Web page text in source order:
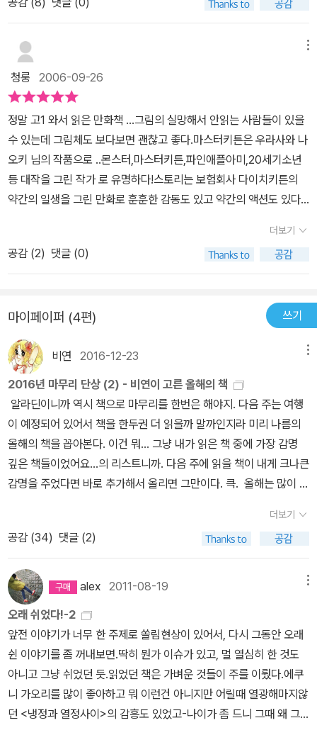
고하시길.. + 영국 Independent지 : Found: Europe's oldest civi
lisation+ 굿데이 : 유럽에서 가장 오래된 고대문명지 발견
청룽 2006-09-26
정말 고1 와서 읽은 만화책 ...그림의 실망해서 안읽는 사람들이 있을
수 있는데 그림체도 보다보면 괜찮고 좋다.마스터키튼은 우라사와 나
오키 님의 작품으로 ..몬스터,마스터키튼,파인애플아미,20세기소년
등 대작을 그린 작가 로 유명하다!스토리는 보험회사 다이치키튼의
약간의 일생을 그린 만화로 훈훈한 감동도 있고 약간의 액션도 있다.
성인만화 라지만 야한 장면은 없다.이책은 소장하고 있다..정말 재밌
는 책이고 꼭 읽어 보길 권하는 책이다~!
더보기
공감 (2) 댓글 (0)
마이페이퍼 (4편) 쓰기
비연 2016-12-23
2016년 마무리 단상 (2) - 비연이 고른 올해의 책
알라딘이니까 역시 책으로 마무리를 한번은 해야지. 다음 주는 여행
이 예정되어 있어서 책을 한두권 더 읽을까 말까인지라 미리 나름의
올해의 책을 꼽아본다. 이건 뭐... 그냥 내가 읽은 책 중에 가장 감명
깊은 책들이었어요...의 리스트니까. 다음 주에 읽을 책이 내게 크나큰
감명을 주었다면 바로 추가해서 올리면 그만이다. 큭. 올해는 많이 읽
론 뭔가를 양으로 승부한다는 것이 좋은 것이냐... 라고 묻는다면 할
말은 없다. 책은 質이지. 하지만 가끔 量도 중요하니까. 그리고 난 읽
고 싶은 책이 많으니까. 내년의 목표도 정해야 하지만, 일단 올해부터
마무리하고. 꼽아보니 11권 정도 된다. 작년엔 7권 꼽았더랬는데. 늘
었네. *** 소설류 1. 목로주점 (에밀 졸라) - 프랑스 에밀 졸라의
이 소설은, 올해 마지막달에 큰 소득이었다. 너무 비참할까봐 선듯 손
을 내밀지 못했던 책인데, 상당히 사실적이고 그러면서도 마냥 바닥
을 치는 문제도 아니라서 굉장히 몰입하여 재미나게 읽었다... 이런 내
용이 재미나다고 할 수 있겠는가. 한 여성이 가난에서 벗어나기 위해
애쓰다가 벗어났나 싶더니 그 자유와 풍요에 매몰되어 결국 나락으로
떨어지게 된다는 이야기. 그 주변의 많은 서민들이 살아가는 모습. 술
더보기
공감 (34) 댓글 (2)
alex 2011-08-19
오래 쉬었다!-2
앞전 이야기가 너무 한 주제로 쏠림현상이 있어서, 다시 그동안 오래
쉰 이야기를 좀 꺼내보면.딱히 뭔가 이슈가 있고, 멀 열심히 한 것도
아니고 그냥 쉬었던 듯.읽었던 책은 가벼운 것들이 주를 이뤘다.에쿠
니 가오리를 많이 좋아하고 뭐 이런건 아니지만 어릴때 열광해마지않
던 <냉정과 열정사이>의 감흥도 있었고-나이가 좀 드니 그때 왜 그